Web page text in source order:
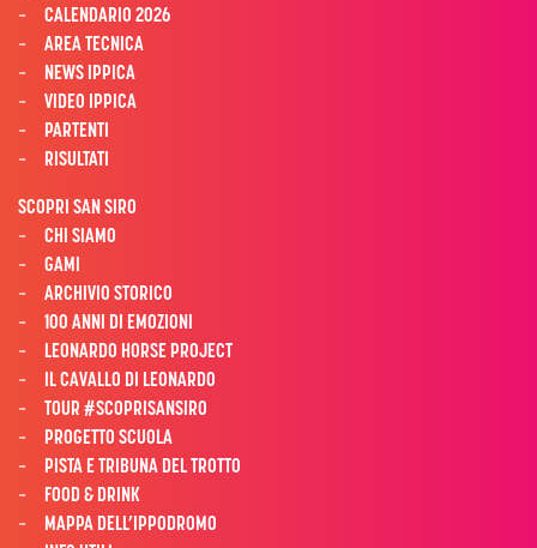
CALENDARIO 2026
AREA TECNICA
NEWS IPPICA
VIDEO IPPICA
PARTENTI
RISULTATI
SCOPRI SAN SIRO
CHI SIAMO
GAMI
ARCHIVIO STORICO
100 ANNI DI EMOZIONI
LEONARDO HORSE PROJECT
IL CAVALLO DI LEONARDO
TOUR #SCOPRISANSIRO
PROGETTO SCUOLA
PISTA E TRIBUNA DEL TROTTO
FOOD & DRINK
MAPPA DELL’IPPODROMO